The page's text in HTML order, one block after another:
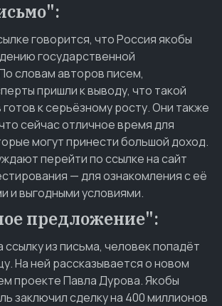
говорится, что Россия якобы
государственной
словам авторов писем,
пришли к выводу, что такой
к серьёзному росту. Они также
сейчас отличное время для
могут принести большой доход.
перейти по ссылке на сайт
— для ознакомления с её
и выгодными условиями.
предложение":
ссылку из письма, человек попадёт
На ней рассказывается о новом
проекте Павла Дурова. Якобы
заключил сделку на 400 миллионов